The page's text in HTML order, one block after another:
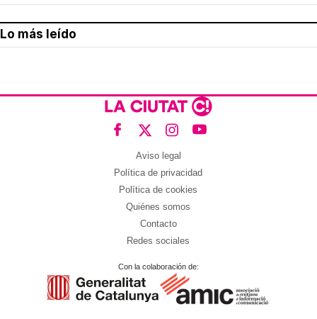
Lo más leído
Aviso legal
Política de privacidad
Política de cookies
Quiénes somos
Contacto
Redes sociales
Con la colaboración de: